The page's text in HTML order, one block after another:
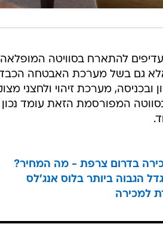
להתארח בסוויטה
גם בשל מערכת האבטחה
מערכת זיהוי ולחצני
בדרום צרפת - מה המחיר?
הגבוה ביותר בלוס אנג'לס
למכירה